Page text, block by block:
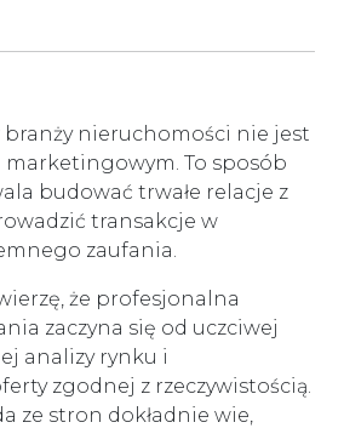
branży nieruchomości nie jest
marketingowym. To sposób
budować trwałe relacje z
transakcje w
zaufania.
że profesjonalna
zaczyna się od uczciwej
analizy rynku i
zgodnej z rzeczywistością.
ze stron dokładnie wie,